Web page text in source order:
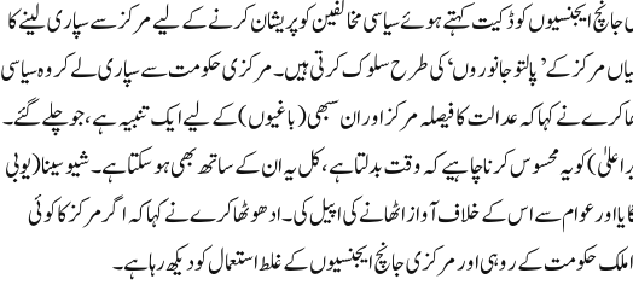
ایجنسیوں کو ڈکیت کہتے ہوئے سیاسی مخالفین کو پریشان کرنے کے لیے مرکز سے سپاری لینے کا
مرکز کے ’پالتو جانوروں‘ کی طرح سلوک کرتی ہیں۔ مرکزی حکومت سے سپاری لے کر وہ سیاسی
نے کہا کہ عدالت کا فیصلہ مرکز اور ان سبھی (باغیوں) کے لیے ایک تنبیہ ہے، جو چلے گئے۔
کو یہ محسوس کرنا چاہیے کہ وقت بدلتا ہے، کل یہ ان کے ساتھ بھی ہو سکتا ہے۔ شیوسینا (یو بی
اور عوام سے اس کے خلاف آواز اٹھانے کی اپیل کی۔ ادھو ٹھاکرے نے کہا کہ اگر مرکز کا کوئی
حکومت کے روہی اور مرکزی جانچ ایجنسیوں کے غلط استعمال کو دیکھ رہا ہے۔